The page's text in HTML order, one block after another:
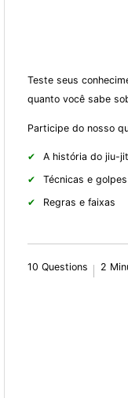
Teste seus
quanto você sabe
Participe do nosso
A história do jiu-
Técnicas e golpes
Regras e faixas
10 Questions 2